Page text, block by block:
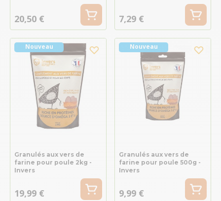
20,50 € 7,29 €
Nouveau
Granulés aux vers de
farine pour poule 2kg -
Invers
19,99 €
Nouveau
Granulés aux vers de
farine pour poule 500g -
Invers
9,99 €